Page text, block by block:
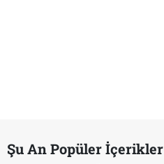
Şu An Popüler İçerikler